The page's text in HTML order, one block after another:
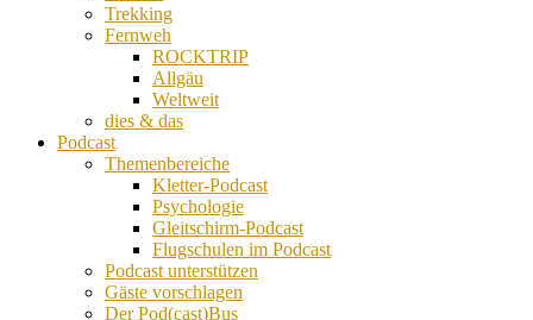
Trekking
Fernweh
ROCKTRIP
Allgäu
Weltweit
dies & das
Podcast
Themenbereiche
Kletter-Podcast
Psychologie
Gleitschirm-Podcast
Flugschulen im Podcast
Podcast unterstützen
Gäste vorschlagen
Der Pod(cast)Bus